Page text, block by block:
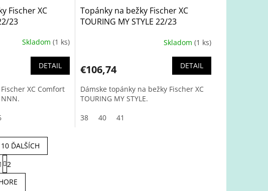
Fischer XC
23
Skladom (1 ks)
DETAIL
XC Comfort
Topánky na bežky Fischer XC
TOURING MY STYLE 22/23
Skladom (1 ks)
€106,74 DETAIL
Dámske topánky na bežky Fischer XC
TOURING MY STYLE.
38
40 41
O
v
l
ĎALŠÍCH
S
t
r
á
2